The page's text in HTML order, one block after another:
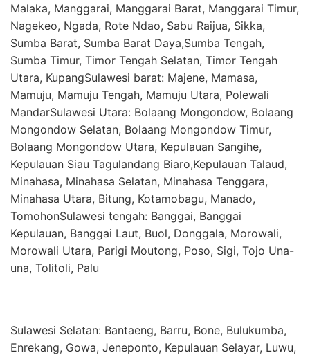
Malaka, Manggarai, Manggarai Barat, Manggarai Timur,
Nagekeo, Ngada, Rote Ndao, Sabu Raijua, Sikka,
Sumba Barat, Sumba Barat Daya,Sumba Tengah,
Sumba Timur, Timor Tengah Selatan, Timor Tengah
Utara, KupangSulawesi barat: Majene, Mamasa,
Mamuju, Mamuju Tengah, Mamuju Utara, Polewali
MandarSulawesi Utara: Bolaang Mongondow, Bolaang
Mongondow Selatan, Bolaang Mongondow Timur,
Bolaang Mongondow Utara, Kepulauan Sangihe,
Kepulauan Siau Tagulandang Biaro,Kepulauan Talaud,
Minahasa, Minahasa Selatan, Minahasa Tenggara,
Minahasa Utara, Bitung, Kotamobagu, Manado,
TomohonSulawesi tengah: Banggai, Banggai
Kepulauan, Banggai Laut, Buol, Donggala, Morowali,
Morowali Utara, Parigi Moutong, Poso, Sigi, Tojo Una-
una, Tolitoli, Palu
Sulawesi Selatan: Bantaeng, Barru, Bone, Bulukumba,
Enrekang, Gowa, Jeneponto, Kepulauan Selayar, Luwu,